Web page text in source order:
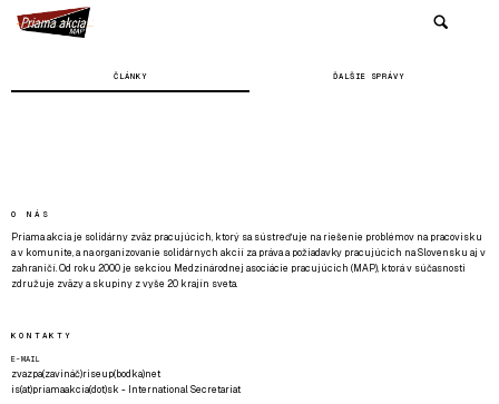
ČLÁNKY ĎALŠIE SPRÁVY
O NÁS
Priama akcia je solidárny zväz pracujúcich, ktorý sa sústreďuje na riešenie problémov na pracovisku
a v komunite, a na organizovanie solidárnych akcií za práva a požiadavky pracujúcich na Slovensku aj v
zahraničí. Od roku 2000 je sekciou Medzinárodnej asociácie pracujúcich (MAP), ktorá v súčasnosti
združuje zväzy a skupiny z vyše 20 krajín sveta.
KONTAKTY
E-MAIL
zvazpa(zavináč)riseup(bodka)net
is(at)priamaakcia(dot)sk - International Secretariat